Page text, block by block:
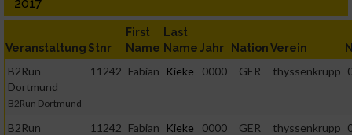
2017
Veranstaltung Stnr
First
Name
Last
NameJahr NationVerein
B2Run
Dortmund
B2Run Dortmund
11242 Fabian Kieke 0000 GER thyssenkrupp
B2Run
11242 Fabian Kieke 0000 GER thyssenkrupp